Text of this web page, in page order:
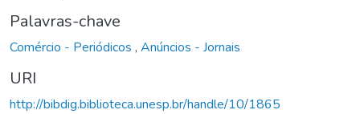
Palavras-chave
Comércio - Periódicos , Anúncios - Jornais
URI
http://bibdig.biblioteca.unesp.br/handle/10/1865